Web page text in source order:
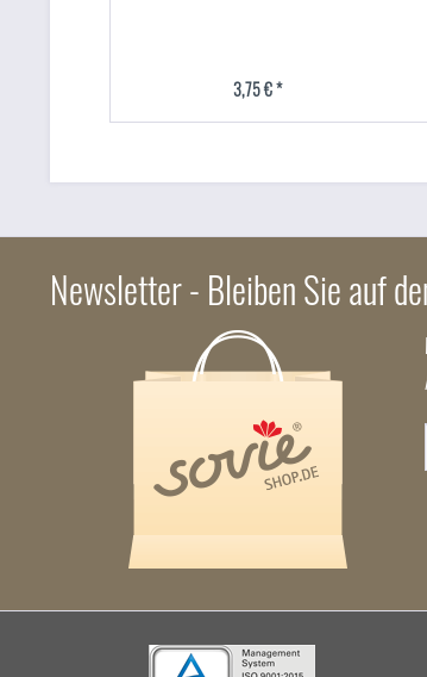
3,75 € *
Newsletter - Bleiben Sie auf